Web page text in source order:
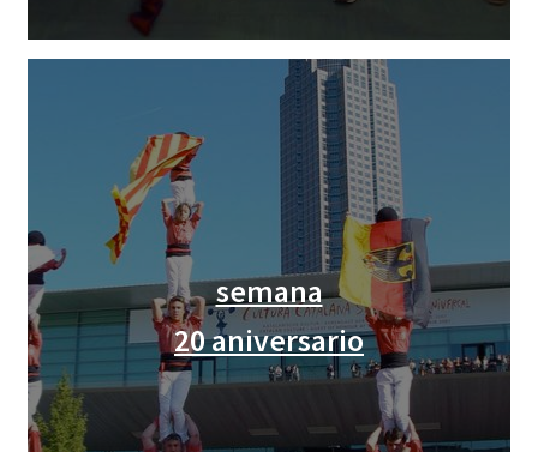
semana
20 aniversario